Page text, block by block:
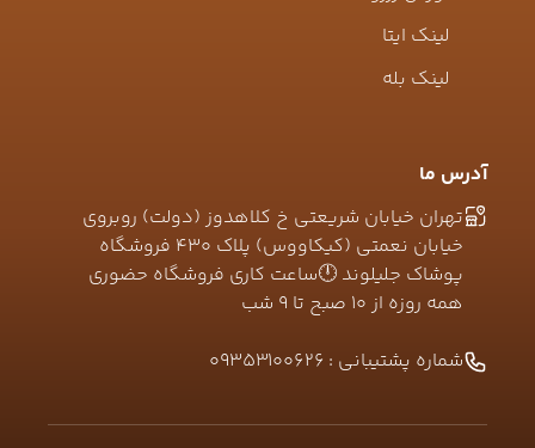
لینک ایتا
لینک بله
آدرس ما
تهران خیابان شریعتی خ کلاهدوز (دولت) روبروی
خیابان نعمتی (کیکاووس) پلاک ۴۳۰ فروشگاه
پوشاک جلیلوند 🕛ساعت کاری فروشگاه حضوری
همه روزه از ۱۰ صبح تا ۹ شب
شماره پشتیبانی : 09353100626